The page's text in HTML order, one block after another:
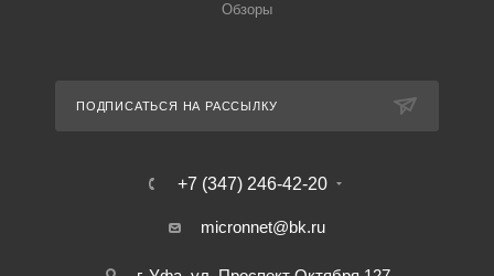
Обзоры
ПОДПИСАТЬСЯ НА РАССЫЛКУ
+7 (347) 246-42-20
micronnet@bk.ru